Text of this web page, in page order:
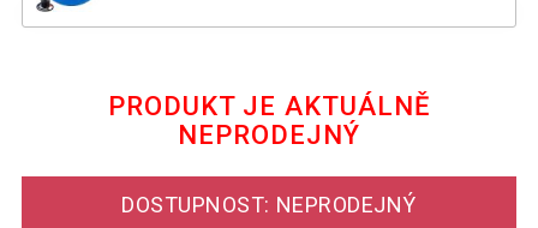
MOVIT Gymnastický míč s nožní
PRODUKT JE AKTUÁLNĚ
NEPRODEJNÝ
DOSTUPNOST: NEPRODEJNÝ